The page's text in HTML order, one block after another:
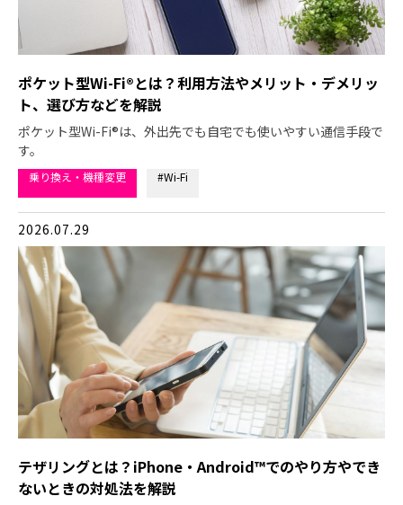
ポケット型Wi-Fi®とは？利用方法やメリット・デメリッ
ト、選び方などを解説
ポケット型Wi-Fi®は、外出先でも自宅でも使いやすい通信手段で
す。
乗り換え・機種変更 #Wi-Fi
2026.07.29
テザリングとは？iPhone・Android™でのやり方やでき
ないときの対処法を解説